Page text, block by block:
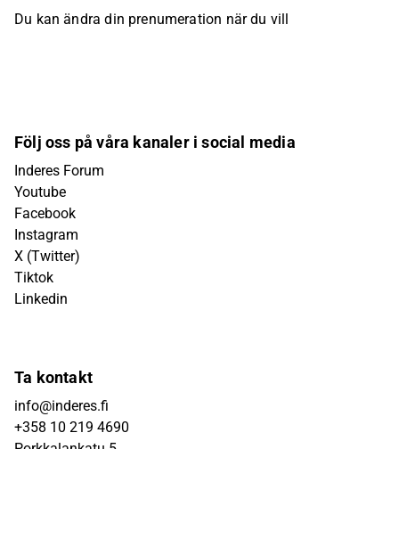
Du kan ändra din prenumeration när du vill
Följ oss på våra kanaler i social media
Inderes Forum
Youtube
Facebook
Instagram
X (Twitter)
Tiktok
Linkedin
Ta kontakt
info@inderes.fi
+358 10 219 4690
Porkkalankatu 5